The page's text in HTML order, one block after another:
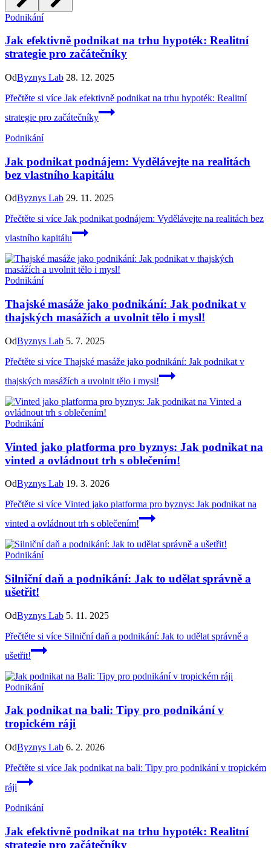
Podnikání
Jak efektivně podnikat na trhu hypoték: Realitní
strategie pro začátečníky
OdByznys Lab 28. 12. 2025
Přečtěte si více Jak efektivně podnikat na trhu hypoték: Realitní
strategie pro začátečníky
Podnikání
Jak podnikat podnájem: Vydělávejte na realitách
bez vlastního kapitálu
OdByznys Lab 29. 11. 2025
Přečtěte si více Jak podnikat podnájem: Vydělávejte na realitách bez
vlastního kapitálu
Podnikání
Thajské masáže jako podnikání: Jak podnikat v
thajských masážích a uvolnit tělo i mysl!
OdByznys Lab 5. 7. 2025
Přečtěte si více Thajské masáže jako podnikání: Jak podnikat v
thajských masážích a uvolnit tělo i mysl!
Podnikání
Vinted jako platforma pro byznys: Jak podnikat na
vinted a ovládnout trh s oblečením!
OdByznys Lab 19. 3. 2026
Přečtěte si více Vinted jako platforma pro byznys: Jak podnikat na
vinted a ovládnout trh s oblečením!
Podnikání
Silniční daň a podnikání: Jak to udělat správně a
ušetřit!
OdByznys Lab 5. 11. 2025
Přečtěte si více Silniční daň a podnikání: Jak to udělat správně a
ušetřit!
Podnikání
Jak podnikat na bali: Tipy pro podnikání v
tropickém ráji
OdByznys Lab 6. 2. 2026
Přečtěte si více Jak podnikat na bali: Tipy pro podnikání v tropickém
ráji
Podnikání
Jak efektivně podnikat na trhu hypoték: Realitní
strategie pro začátečníky